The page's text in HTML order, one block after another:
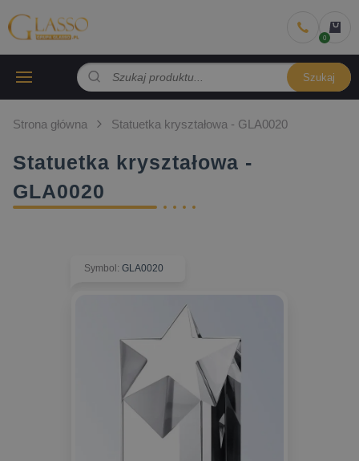
Szukaj
Strona główna Statuetka kryształowa - GLA0020
Statuetka kryształowa -
GLA0020
Symbol : GLA0020